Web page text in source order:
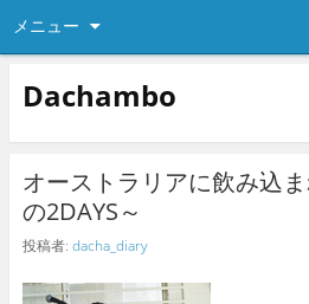
メニュー
Dachambo
オーストラリアに飲み込
の2DAYS～
投稿者: dacha_diary